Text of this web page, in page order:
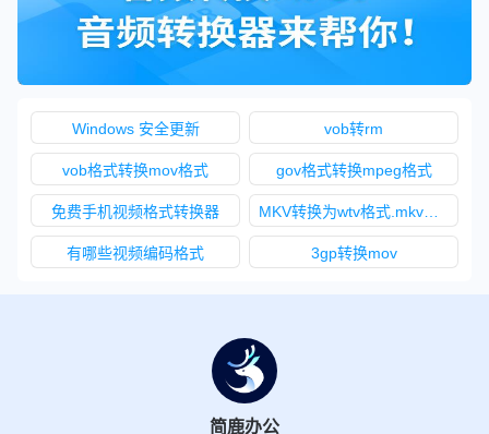
Windows 安全更新 vob转rm
vob格式转换mov格式 gov格式转换mpeg格式
免费手机视频格式转换器
有哪些视频编码格式 3gp转换mov
简鹿办公